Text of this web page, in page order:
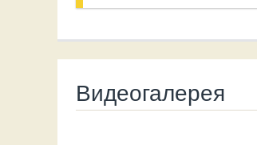
Видеогалерея